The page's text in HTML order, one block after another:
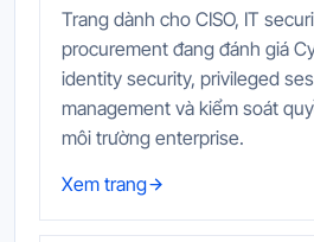
Trang dành cho CISO, IT
procurement đang đánh giá
identity security, privileged
management và kiểm soát
môi trường enterprise.
Xem trang